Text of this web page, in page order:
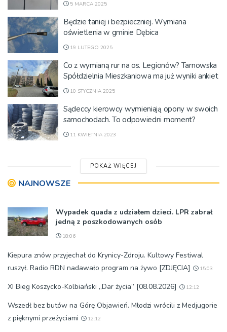
5 MARCA 2025
Będzie taniej i bezpieczniej. Wymiana
oświetlenia w gminie Dębica
19 LUTEGO 2025
Co z wymianą rur na os. Legionów? Tarnowska
Spółdzielnia Mieszkaniowa ma już wyniki ankiet
10 STYCZNIA 2025
Sądeccy kierowcy wymieniają opony w swoich
samochodach. To odpowiedni moment?
11 KWIETNIA 2023
POKAŻ WIĘCEJ
NAJNOWSZE
Wypadek quada z udziałem dzieci. LPR zabrał
jedną z poszkodowanych osób
18:06
Kiepura znów przyjechał do Krynicy-Zdroju. Kultowy Festiwal
ruszył. Radio RDN nadawało program na żywo [ZDJĘCIA]
15:03
XI Bieg Koszycko-Kolbiański „Dar życia” [08.08.2026] 12:12
Wszedł bez butów na Górę Objawień. Młodzi wrócili z Medjugorie
z pięknymi przeżyciami
12:12